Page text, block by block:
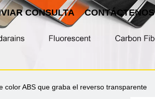
CONSULTA CONTÁCTENOS
color ABS que graba el reverso transparente